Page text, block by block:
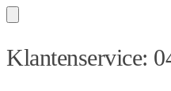
Skip
to
Skip
to
Klantenservice: